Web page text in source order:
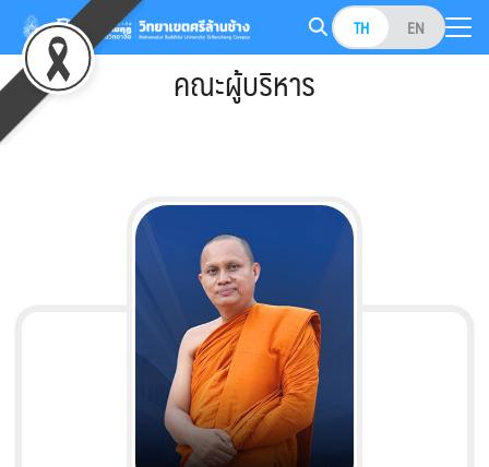
Skip
content
TH EN
Search
for: คณะผู้บริหาร